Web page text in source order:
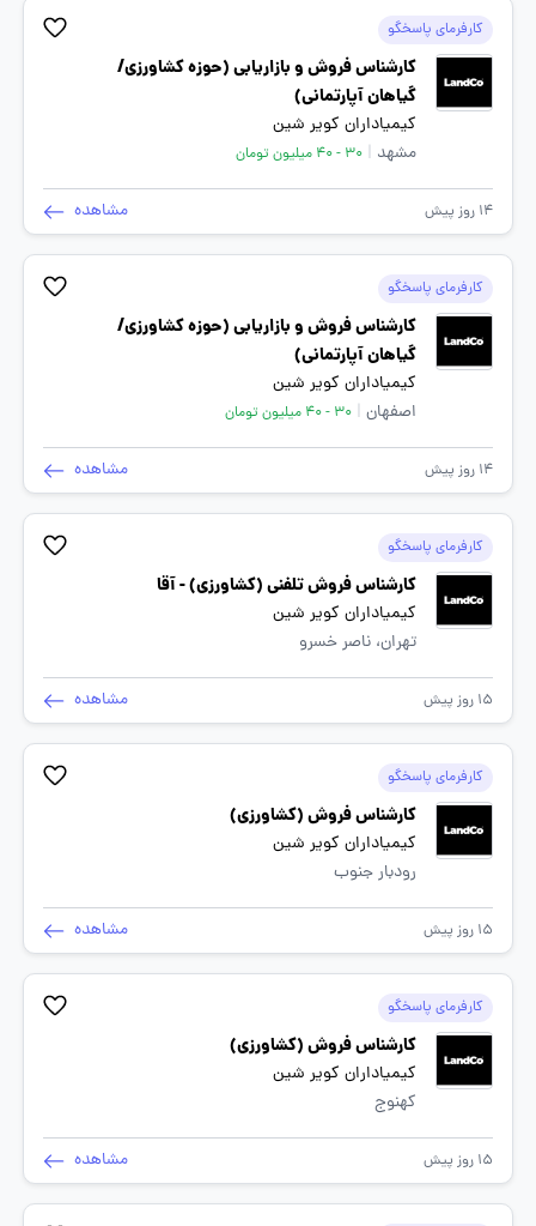
کارفرمای پاسخگو
کارشناس فروش و بازاریابی (حوزه کشاورزی/
گیاهان آپارتمانی)
کیمیاداران کویر شین
مشهد | 30 - 40 میلیون تومان
14 روز پیش مشاهده
کارفرمای پاسخگو
کارشناس فروش و بازاریابی (حوزه کشاورزی/
گیاهان آپارتمانی)
کیمیاداران کویر شین
اصفهان | 30 - 40 میلیون تومان
14 روز پیش مشاهده
کارفرمای پاسخگو
کارشناس فروش تلفنی (کشاورزی) - آقا
کیمیاداران کویر شین
تهران، ناصر خسرو
15 روز پیش مشاهده
کارفرمای پاسخگو
کارشناس فروش (کشاورزی)
کیمیاداران کویر شین
رودبار جنوب
15 روز پیش مشاهده
کارفرمای پاسخگو
کارشناس فروش (کشاورزی)
کیمیاداران کویر شین
کهنوج
15 روز پیش مشاهده